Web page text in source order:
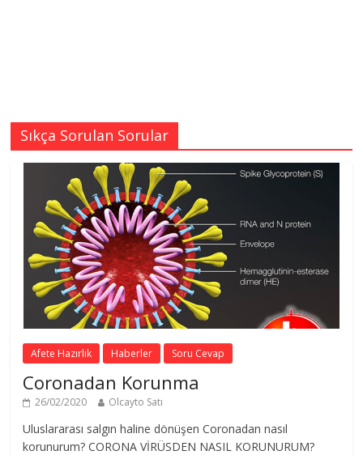
Sıkça Sorulan Sorular
Afete Hazırlık Haberler Soru Cevap
Coronadan Korunma
26/02/2020 Olcayto Satı
Uluslararası salgın haline dönüşen Coronadan nasıl
korunurum? CORONA VİRÜSDEN NASIL KORUNURUM?